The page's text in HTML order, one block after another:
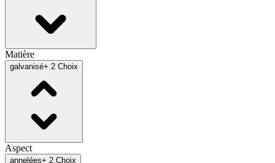
Matière
galvanisé+ 2 Choix
Aspect
annelées+ 2 Choix